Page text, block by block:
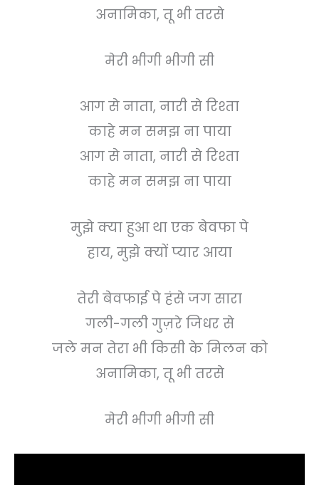
अनामिका, तू भी तरसे
मेरी भीगी भीगी सी
आग से नाता, नारी से रिश्ता
काहे मन समझ ना पाया
आग से नाता, नारी से रिश्ता
काहे मन समझ ना पाया
मुझे क्या हुआ था एक बेवफा पे
हाय, मुझे क्यों प्यार आया
तेरी बेवफाई पे हंसे जग सारा
गली-गली गुज़रे जिधर से
जले मन तेरा भी किसी के मिलन को
अनामिका, तू भी तरसे
मेरी भीगी भीगी सी